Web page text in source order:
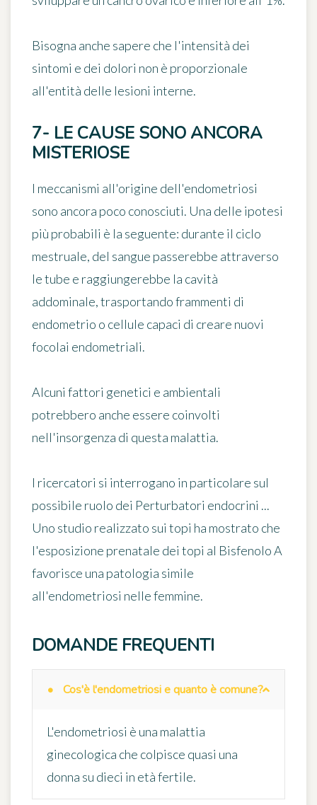
Bisogna anche sapere che l'intensità dei
sintomi e dei dolori non è proporzionale
all'entità delle lesioni interne.
7- LE CAUSE SONO ANCORA
MISTERIOSE
I meccanismi all'origine dell'endometriosi
sono ancora poco conosciuti. Una delle ipotesi
più probabili è la seguente: durante il ciclo
mestruale, del sangue passerebbe attraverso
le tube e raggiungerebbe la cavità
addominale, trasportando frammenti di
endometrio o cellule capaci di creare nuovi
focolai endometriali.
Alcuni fattori genetici e ambientali
potrebbero anche essere coinvolti
nell'insorgenza di questa malattia.
I ricercatori si interrogano in particolare sul
possibile ruolo dei Perturbatori endocrini ...
Uno studio realizzato sui topi ha mostrato che
l'esposizione prenatale dei topi al BisfenoloA
favorisce una patologia simile
all'endometriosi nelle femmine.
DOMANDE FREQUENTI
Cos'è l'endometriosi e quanto è comune?
L'endometriosi è una malattia
ginecologica che colpisce quasi una
donna su dieci in età fertile.